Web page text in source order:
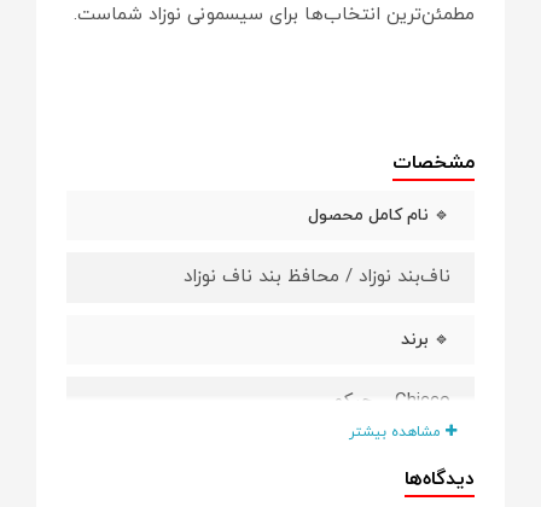
مطمئن‌ترین انتخاب‌ها برای سیسمونی نوزاد شماست.
مشخصات
🔹 نام کامل محصول
ناف‌بند نوزاد / محافظ بند ناف نوزاد
🔹 برند
Chicco – چیکو
🔹 کشور سازنده
مشاهده بیشتر
دیدگاه‌ها